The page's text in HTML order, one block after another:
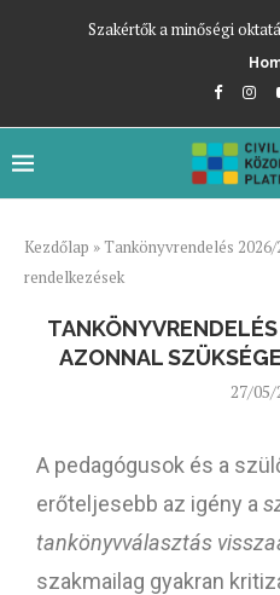
Szakértők a minőségi
Kezdőlap »Tankönyvrendelés 2026/
rendelkezések
AZONNAL
27/05/
A pedagógusok és a
erőteljesebb az igény a
tankönyvválasztás
szakmailag gyakran